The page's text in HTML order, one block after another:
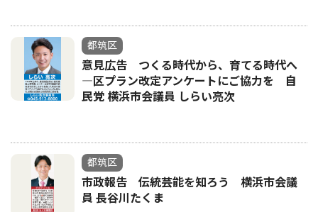
都筑区
意見広告 つくる時代から、育てる時代へ
―区プラン改定アンケートにご協力を 自
民党 横浜市会議員 しらい亮次
都筑区
市政報告 伝統芸能を知ろう 横浜市会議
員 長谷川たくま